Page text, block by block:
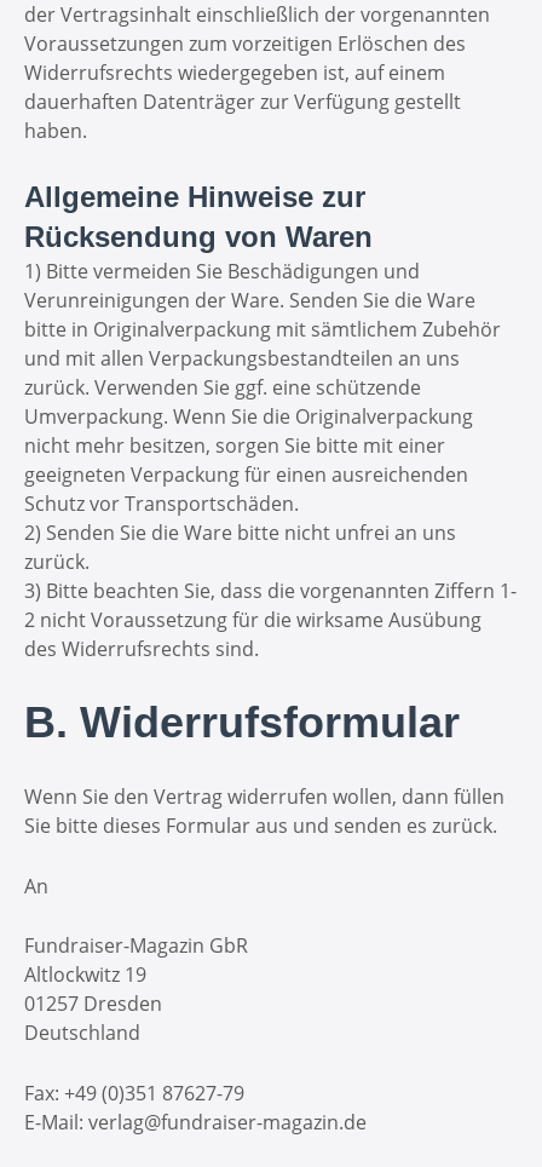
der Vertragsinhalt einschließlich der vorgenannten
Voraussetzungen zum vorzeitigen Erlöschen des
Widerrufsrechts wiedergegeben ist, auf einem
dauerhaften Datenträger zur Verfügung gestellt
haben.
Allgemeine Hinweise zur
Rücksendung von Waren
1) Bitte vermeiden Sie Beschädigungen und
Verunreinigungen der Ware. Senden Sie die Ware
bitte in Originalverpackung mit sämtlichem Zubehör
und mit allen Verpackungsbestandteilen an uns
zurück. Verwenden Sie ggf. eine schützende
Umverpackung. Wenn Sie die Originalverpackung
nicht mehr besitzen, sorgen Sie bitte mit einer
geeigneten Verpackung für einen ausreichenden
Schutz vor Transportschäden.
2) Senden Sie die Ware bitte nicht unfrei an uns
zurück.
3) Bitte beachten Sie, dass die vorgenannten Ziffern 1-
2 nicht Voraussetzung für die wirksame Ausübung
des Widerrufsrechts sind.
B. Widerrufsformular
Wenn Sie den Vertrag widerrufen wollen, dann füllen
Sie bitte dieses Formular aus und senden es zurück.
An
Fundraiser-Magazin GbR
Altlockwitz 19
01257 Dresden
Deutschland
Fax: +49 (0)351 87627-79
E-Mail: verlag@fundraiser-magazin.de